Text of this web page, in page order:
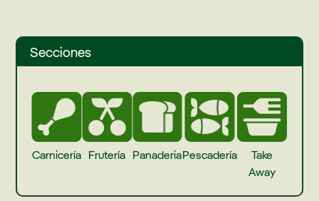
Secciones
Carnicería Frutería PanaderiaPescadería
Take
Away